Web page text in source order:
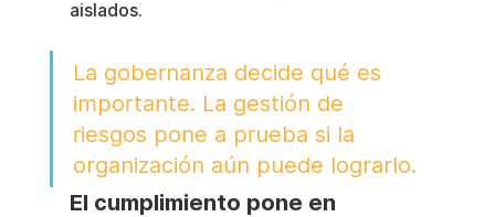
aislados.
La gobernanza decide qué es
importante. La gestión de
riesgos pone a prueba si la
organización aún puede lograrlo.
El cumplimiento pone en